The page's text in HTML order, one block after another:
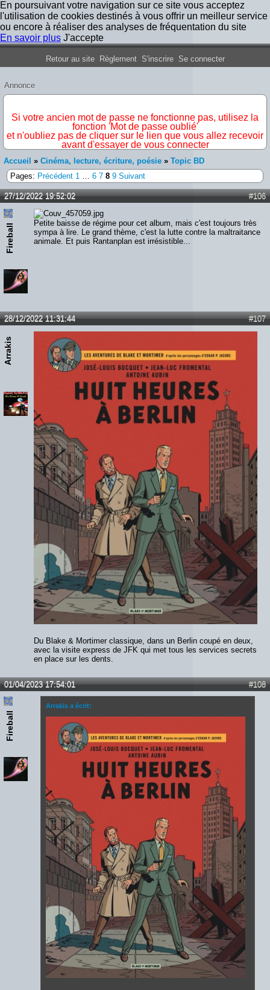
En poursuivant votre navigation sur ce site vous acceptez
l'utilisation de cookies destinés à vous offrir un meilleur service
ou encore à réaliser des analyses de fréquentation du site
En savoir plus J'accepte
Forum Iron Maiden France
Retour au site Règlement S'inscrire Se connecter
Annonce
Si votre ancien mot de passe ne fonctionne pas, utilisez la
fonction 'Mot de passe oublié'
et n'oubliez pas de cliquer sur le lien que vous allez recevoir
avant d'essayer de vous connecter
Accueil » Cinéma, lecture, écriture, poésie » Topic BD
Pages: Précédent 1 … 6 7 8 9 Suivant
#106
27/12/2022 19:52:02
Fireball
Petite baisse de régime pour cet album, mais c'est toujours très
sympa à lire. Le grand thème, c'est la lutte contre la maltraitance
animale. Et puis Rantanplan est irrésistible...
#107
28/12/2022 11:31:44
Arrakis
Du Blake & Mortimer classique, dans un Berlin coupé en deux,
avec la visite express de JFK qui met tous les services secrets
en place sur les dents.
#108
01/04/2023 17:54:01
Fireball
Arrakis a écrit: